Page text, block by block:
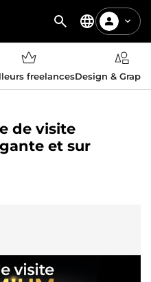
freelancesDesign &
de visite
et sur